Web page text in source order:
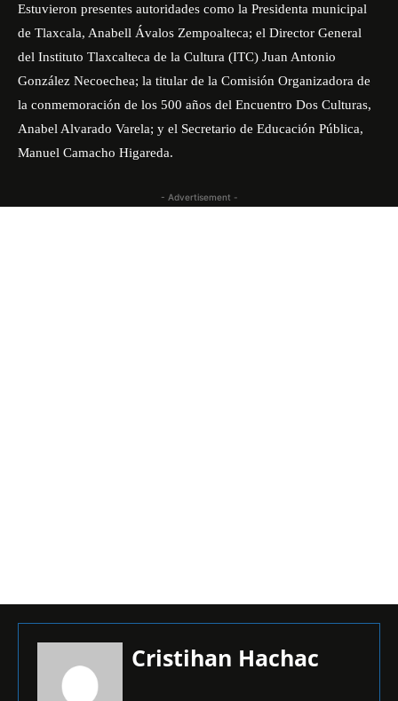
Estuvieron presentes autoridades como la Presidenta municipal
de Tlaxcala, Anabell Ávalos Zempoalteca; el Director General
del Instituto Tlaxcalteca de la Cultura (ITC) Juan Antonio
González Necoechea; la titular de la Comisión Organizadora de
la conmemoración de los 500 años del Encuentro Dos Culturas,
Anabel Alvarado Varela; y el Secretario de Educación Pública,
Manuel Camacho Higareda.
- Advertisement -
Cristihan Hachac